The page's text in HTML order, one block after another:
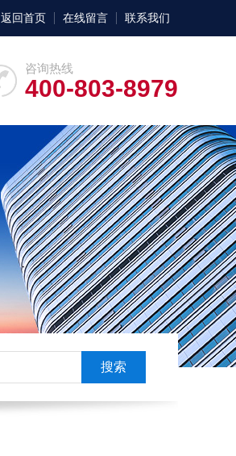
返回首页 在线留言 联系我们
咨询热线
400-803-8979